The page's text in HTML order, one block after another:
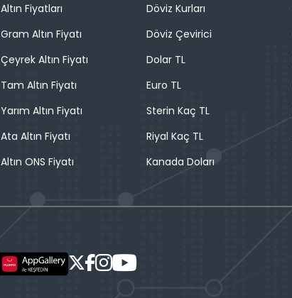
Altın Fiyatları
Gram Altın Fiyatı
Çeyrek Altın Fiyatı
Tam Altın Fiyatı
Yarım Altın Fiyatı
Ata Altın Fiyatı
Altın ONS Fiyatı
Döviz Kurları
Döviz Çevirici
Dolar TL
Euro TL
Sterin Kaç TL
Riyal Kaç TL
Kanada Doları